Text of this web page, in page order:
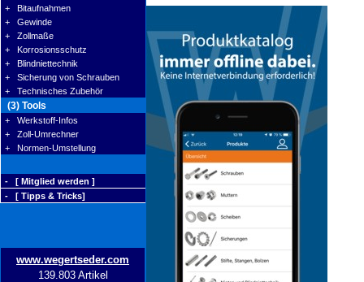
+ Bitaufnahmen
+ Gewinde
+ Zollmaße
+ Korrosionsschutz
+ Blindniettechnik
+ Sicherung von Schrauben
+ Technisches Zubehör
(3) Tools
+ Werkstoff-Infos
+ Zoll-Umrechner
+ Normen-Umstellung
- [ Mitglied werden ]
- [ Tipps & Tricks]
www.wegertseder.com
139.803 Artikel